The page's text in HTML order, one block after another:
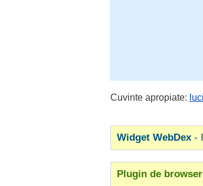
Cuvinte apropiate:
Widget WebDex -
Plugin de browser